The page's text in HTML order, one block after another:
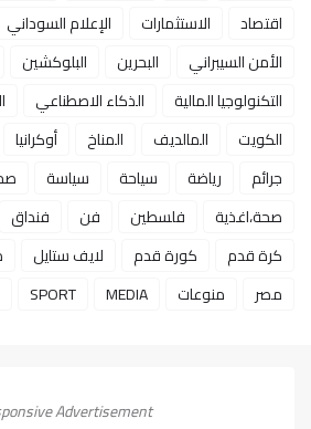
اقتصاد
الاستثمارات الإعلام السوداني
الأمن السيبراني
البحرين البلوكشين
التكنولوجيا المالية
الذكاء الاصطناعي
الكويت
المالديف المناخ أوكرانيا
جرائم
رياضة سياحة سياسة
صحة،اغذية
فلسطين فن فنداق
كرة قدم
كورة قدم لايف ستايل
مصر
منوعات MEDIA
SPORT
Advertisement